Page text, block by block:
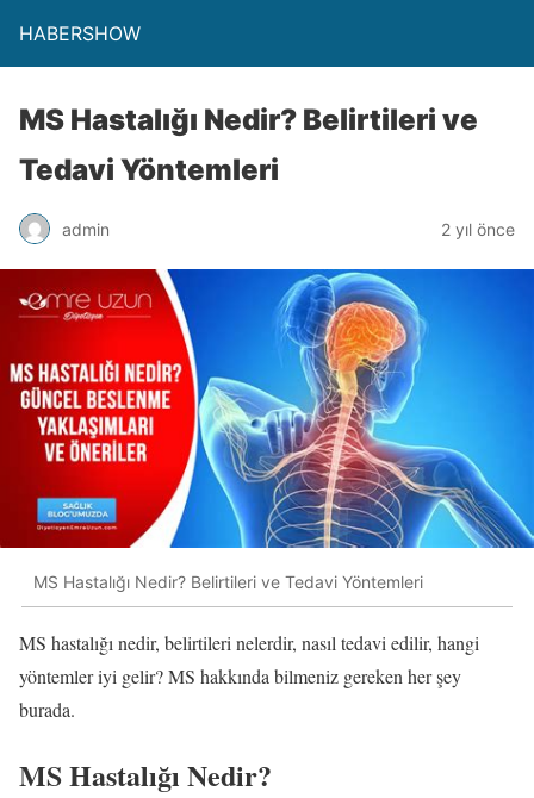
HABERSHOW
MS Hastalığı Nedir? Belirtileri ve
Tedavi Yöntemleri
admin 2 yıl önce
MS Hastalığı Nedir? Belirtileri ve Tedavi Yöntemleri
MS hastalığı nedir, belirtileri nelerdir, nasıl tedavi edilir, hangi
yöntemler iyi gelir? MS hakkında bilmeniz gereken her şey
burada.
MS Hastalığı Nedir?